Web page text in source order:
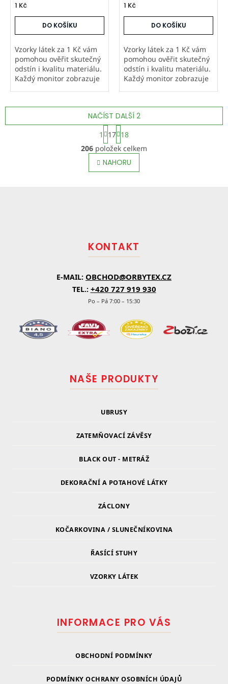
1 Kč
DO KOŠÍKU
Vzorky látek za 1 Kč vám
pomohou ověřit skutečný
odstín i kvalitu materiálu.
Každý monitor zobrazuje
vzorek hlavně u metráže a
které...
1 Kč
DO KOŠÍKU
Vzorky látek za 1 Kč vám
pomohou ověřit skutečný
odstín i kvalitu materiálu.
Každý monitor zobrazuje
vzorek hlavně u metráže a
atypických výrobků,
které...
O
v
l
á
v
k
y
ý
p
i
NAČÍST DALŠÍ 2
S
t
r
á
n
k
1 17 18
206 položek celkem
NAHORU
KONTAKT
E-MAIL: OBCHOD@ORBYTEX.CZ
TEL.: +420 727 919 930
Po – Pá 7:00 – 15:30
NAŠE PRODUKTY
UBRUSY
ZATEMŇOVACÍ ZÁVĚSY
BLACK OUT - METRÁŽ
DEKORAČNÍ A POTAHOVÉ LÁTKY
ZÁCLONY
KOČARKOVINA / SLUNEČNÍKOVINA
ŘASÍCÍ STUHY
VZORKY LÁTEK
INFORMACE PRO VÁS
OBCHODNÍ PODMÍNKY
PODMÍNKY OCHRANY OSOBNÍCH ÚDAJŮ